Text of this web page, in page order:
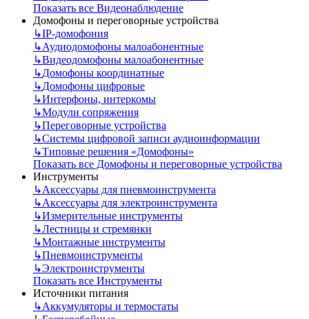
Показать все Видеонаблюдение
Домофоны и переговорные устройства
↳IP-домофония
↳Аудиодомофоны малоабонентные
↳Видеодомофоны малоабонентные
↳Домофоны координатные
↳Домофоны цифровые
↳Интерфоны, интеркомы
↳Модули сопряжения
↳Переговорные устройства
↳Системы цифровой записи аудиоинформации
↳Типовые решения «Домофоны»
Показать все Домофоны и переговорные устройства
Инструменты
↳Аксессуары для пневмоинструмента
↳Аксессуары для электроинструмента
↳Измерительные инструменты
↳Лестницы и стремянки
↳Монтажные инструменты
↳Пневмоинструменты
↳Электроинструменты
Показать все Инструменты
Источники питания
↳Аккумуляторы и термостаты